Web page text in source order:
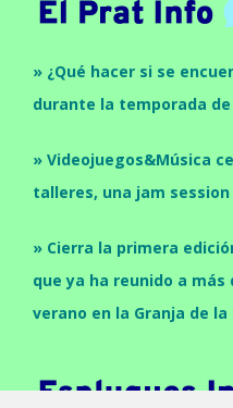
» ¿Qué hacer si se
durante la temporada de
» Videojuegos&Música
talleres, una jam
» Cierra la primera
que ya ha reunido a
verano en la Granja de la